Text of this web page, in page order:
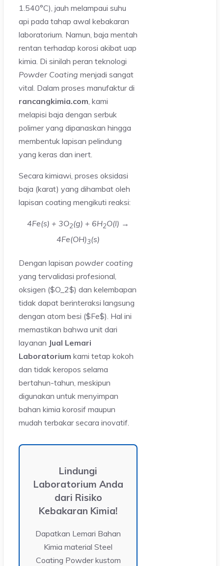
1.540°C), jauh melampaui suhu
api pada tahap awal kebakaran
laboratorium. Namun, baja mentah
rentan terhadap korosi akibat uap
kimia. Di sinilah peran teknologi
Powder Coating menjadi sangat
vital. Dalam proses manufaktur di
rancangkimia.com , kami
melapisi baja dengan serbuk
polimer yang dipanaskan hingga
membentuk lapisan pelindung
yang keras dan inert.
Secara kimiawi, proses oksidasi
baja (karat) yang dihambat oleh
lapisan coating mengikuti reaksi:
4Fe(s) + 3O2(g) + 6H2O(l) →
4Fe(OH)3(s)
Dengan lapisan powder coating
yang tervalidasi profesional,
oksigen ($O_2$) dan kelembapan
tidak dapat berinteraksi langsung
dengan atom besi ($Fe$). Hal ini
memastikan bahwa unit dari
layanan Jual Lemari
Laboratorium kami tetap kokoh
dan tidak keropos selama
bertahun-tahun, meskipun
digunakan untuk menyimpan
bahan kimia korosif maupun
mudah terbakar secara inovatif.
Lindungi
Laboratorium Anda
dari Risiko
Kebakaran Kimia!
Dapatkan Lemari Bahan
Kimia material Steel
Coating Powder kustom